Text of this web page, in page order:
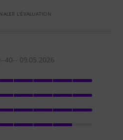
L'ÉVALUATION
40-- 09.05.2026